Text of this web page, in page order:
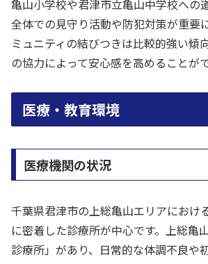
亀山小学校や君津市立亀山中学校への
全体での見守り活動や防犯対策が重要
ミュニティの結びつきは比較的強い傾
の協力によって安心感を高めることがで
医療・教育環境
医療機関の状況
千葉県君津市の上総亀山エリアにおけ
に密着した診療所が中心です。上総亀
診療所」があり、日常的な体調不良や